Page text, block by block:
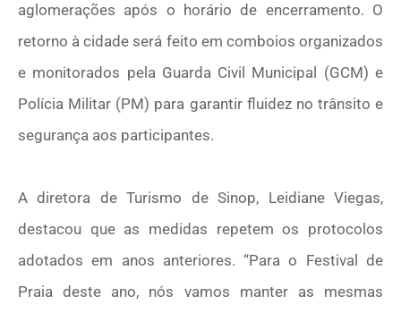
aglomerações após o horário de encerramento. O
retorno à cidade será feito em comboios organizados
e monitorados pela Guarda Civil Municipal (GCM) e
Polícia Militar (PM) para garantir fluidez no trânsito e
segurança aos participantes.
A diretora de Turismo de Sinop, Leidiane Viegas,
destacou que as medidas repetem os protocolos
adotados em anos anteriores. “Para o Festival de
Praia deste ano, nós vamos manter as mesmas